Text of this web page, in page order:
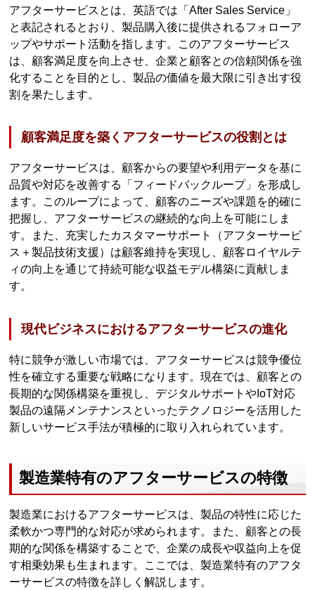
アフターサービスとは、英語では「After Sales Service」
と表記されるとおり、製品購入後に提供されるフォローア
ップやサポート活動を指します。このアフターサービス
は、顧客満足度を向上させ、企業と顧客との信頼関係を強
化することを目的とし、製品の価値を最大限に引き出す役
割を果たします。
顧客満足度を築くアフターサービスの役割とは
アフターサービスは、顧客からの要望や利用データを基に
品質や対応を改善する「フィードバックループ」を形成し
ます。このループによって、顧客のニーズや課題を的確に
把握し、アフターサービスの継続的な向上を可能にしま
す。また、充実したカスタマーサポート（アフターサービ
ス＋製品技術支援）は顧客維持を実現し、顧客ロイヤルテ
ィの向上を通じて持続可能な収益モデル構築に貢献しま
す。
現代ビジネスにおけるアフターサービスの進化
特に競争が激しい市場では、アフターサービスは競争優位
性を確立する重要な戦略になります。現在では、顧客との
長期的な関係構築を重視し、デジタルサポートやIoT対応
製品の遠隔メンテナンスといったテクノロジーを活用した
新しいサービス手法が積極的に取り入れられています。
製造業特有のアフターサービスの特徴
製造業におけるアフターサービスは、製品の特性に応じた
柔軟かつ専門的な対応が求められます。また、顧客との長
期的な関係を構築することで、企業の成長や収益向上を促
す相乗効果も生まれます。ここでは、製造業特有のアフタ
ーサービスの特徴を詳しく解説します。